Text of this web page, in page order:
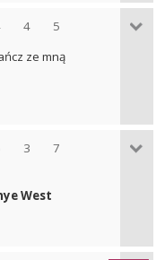
4 5
ze mną
3 7
West